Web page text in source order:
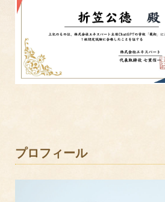
プロフィール